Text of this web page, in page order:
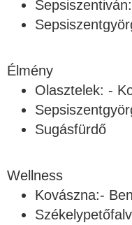
Élmény
Olasztelek: -
Sugásfürdő
Wellness
Kovászna:-